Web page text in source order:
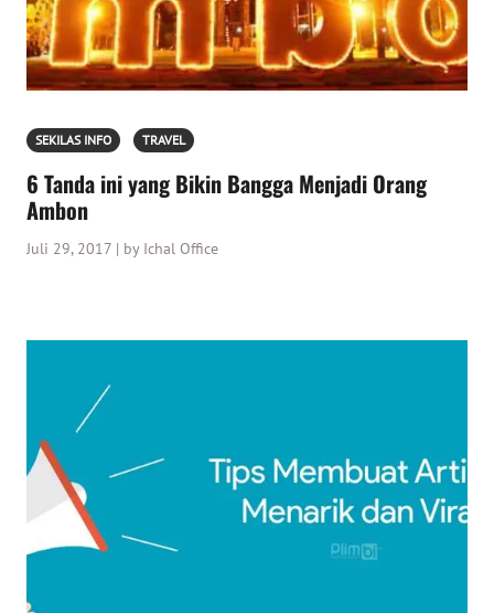
SEKILAS INFO TRAVEL
6 Tanda ini yang Bikin Bangga Menjadi Orang
Ambon
Juli 29, 2017 | by Ichal Office